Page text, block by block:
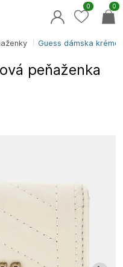
Guess dámska
peňaženka
0
0